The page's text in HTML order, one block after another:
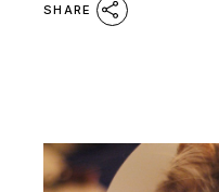
SHARE